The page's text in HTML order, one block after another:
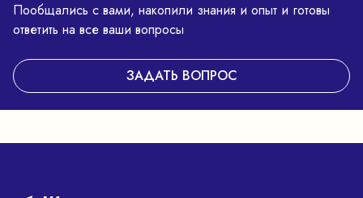
Пообщались с вами, накопили знания и опыт и готовы
ответить на все ваши вопросы
ЗАДАТЬ ВОПРОС